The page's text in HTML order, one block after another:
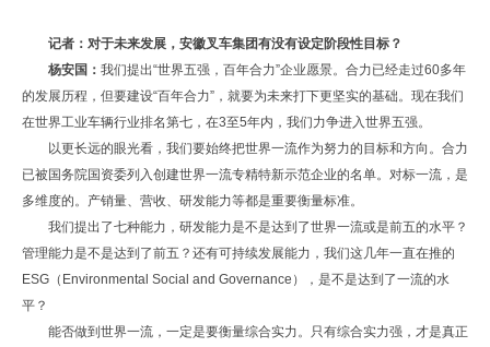
记者：对于未来发展，安徽叉车集团有没有设定阶段性目标？
杨安国： 我们提出“世界五强，百年合力”企业愿景。合力已经走过60多年
的发展历程，但要建设“百年合力”，就要为未来打下更坚实的基础。现在我们
在世界工业车辆行业排名第七，在3至5年内，我们力争进入世界五强。
以更长远的眼光看，我们要始终把世界一流作为努力的目标和方向。合力
已被国务院国资委列入创建世界一流专精特新示范企业的名单。对标一流，是
多维度的。产销量、营收、研发能力等都是重要衡量标准。
我们提出了七种能力，研发能力是不是达到了世界一流或是前五的水平？
管理能力是不是达到了前五？还有可持续发展能力，我们这几年一直在推的
ESG（Environmental Social and Governance），是不是达到了一流的水
平？
能否做到世界一流，一定是要衡量综合实力。只有综合实力强，才是真正